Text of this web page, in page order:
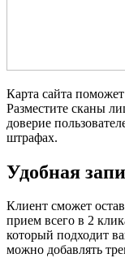
Карта сайта
Разместите сканы
доверие
штрафах.
Удобная
Клиент сможет
прием всего в 2
который подходит
можно добавлять